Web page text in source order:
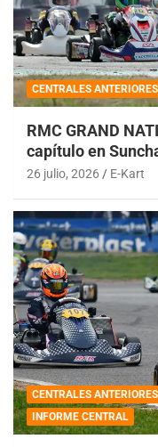
CENTRALES ANTERIORES
RMC GRAND
capítulo en
26 julio, 2026 E-Kart
CENTRALES ANTERIORES
INFORME CENTRAL